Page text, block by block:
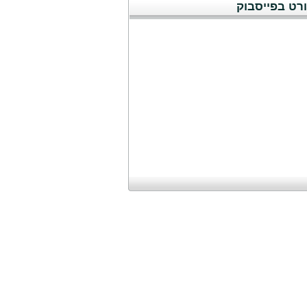
בפייסבוק